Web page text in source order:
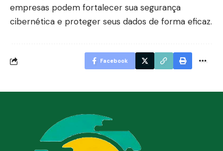
empresas podem fortalecer sua segurança
cibernética e proteger seus dados de forma eficaz.
Facebook